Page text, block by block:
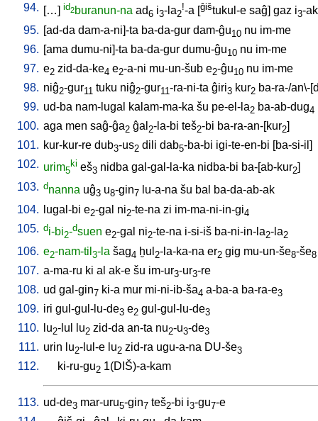
94. […] id2buranun-na ad6 i3-la2
!-a [ĝištukul-e saĝ] gaz i3-
95. [ad-da dam-a-ni]-ta ba-da-gur dam-ĝu10 nu im-me
96. [ama dumu-ni]-ta ba-da-gur dumu-ĝu10 nu im-me
97. e2 zid-da-ke4 e2-a-ni mu-un-šub e2-ĝu10 nu im-me
98. niĝ2-gur11 tuku niĝ2-gur11 -ra-ni-ta ĝiri3 kur2 ba-ra-/an\-
99. ud-ba nam-lugal kalam-ma-ka šu pe-el-la2 ba-ab-dug4
100. aga men saĝ-ĝa2 ĝal 2-la-bi teš2-bi ba-ra-an-[kur2]
101. kur-kur-re dub3-us2 dili dab5-ba-bi igi-te-en-bi [ba-si-il ]
102. urim5
ki eš3 nidba gal-gal-la-ka nidba-bi ba-[ab-kur2]
103. dnanna uĝ3 u8-gin7 lu-a-na šu bal
ba-da-ab-ak
104.
lugal-bi e2-gal ni2-te-na zi im-ma-ni-in-gi4
105. di-bi2-dsuen e2-gal ni2-te-na i-si-iš ba-ni-in-la2-la2
106. e2-nam-til 3-la šag4 ḫul 2-la-ka-na er2 gig mu-un-še8-še8
107. a-ma-ru ki al ak-e šu im-ur3-ur3-re
108. ud gal-gin7 ki-a mur mi-ni-ib-ša4 a-ba-a ba-ra-e3
109. iri gul-gul-lu-de3 e2 gul-gul-lu-de3
110. lu2-lul lu2 zid-da an-ta nu2-u3-de3
111. urin lu2-lul-e lu2 zid-ra ugu-a-na DU-še3
112. ki-ru-gu2 1(DIŠ)-a-kam
113. ud-de3 mar-uru5-gin7 teš2-bi i3-gu7-e